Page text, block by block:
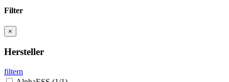
Filter
×
Hersteller
filtern